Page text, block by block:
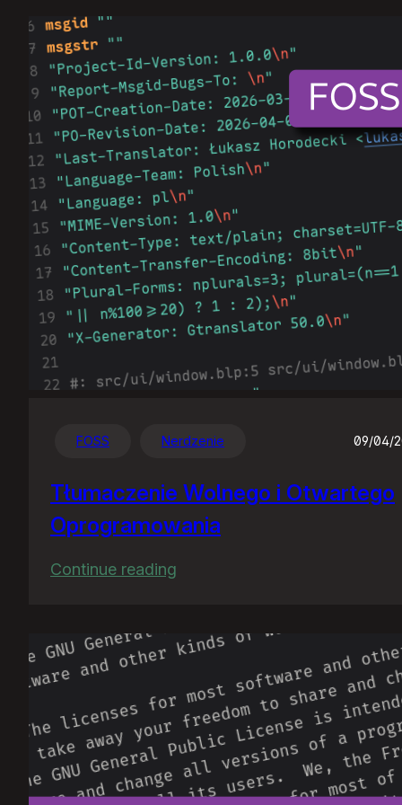
FOSS Nerdzenie 09/04/
Tłumaczenie Wolnego i Otwartego
Oprogramowania
Continue reading
i
Otwartego
Oprogramowania